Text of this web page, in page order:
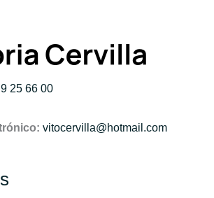
25 66 00
vitocervilla@hotmail.com